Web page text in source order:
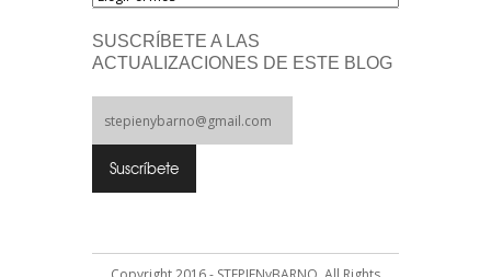
SUSCRÍBETE A LAS
ACTUALIZACIONES DE ESTE BLOG